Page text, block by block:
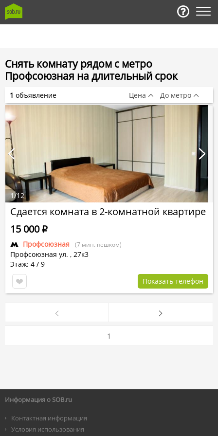
Снять комнату рядом с метро
Профсоюзная на длительный срок
Сдается комната в 2-комнатной квартире
Профсоюзная (7 мин. пешком)
Профсоюзная ул. , 27к3
Этаж: 4 / 9
15 000Р
Показать телефон
1/12
1 объявление Цена До метро
1
Информация о SOB.ru
Контактная информация
Условия использования